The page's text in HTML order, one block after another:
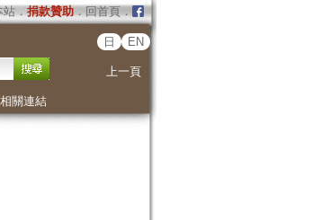
站． 捐款贊助．回首頁．
日 EN
上一頁
相關連結